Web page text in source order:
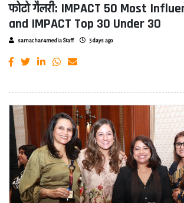
फोटो गैलरी: IMPACT 50 Most
and IMPACT Top 30 Under 30
samachar4media Staff 5 days ago